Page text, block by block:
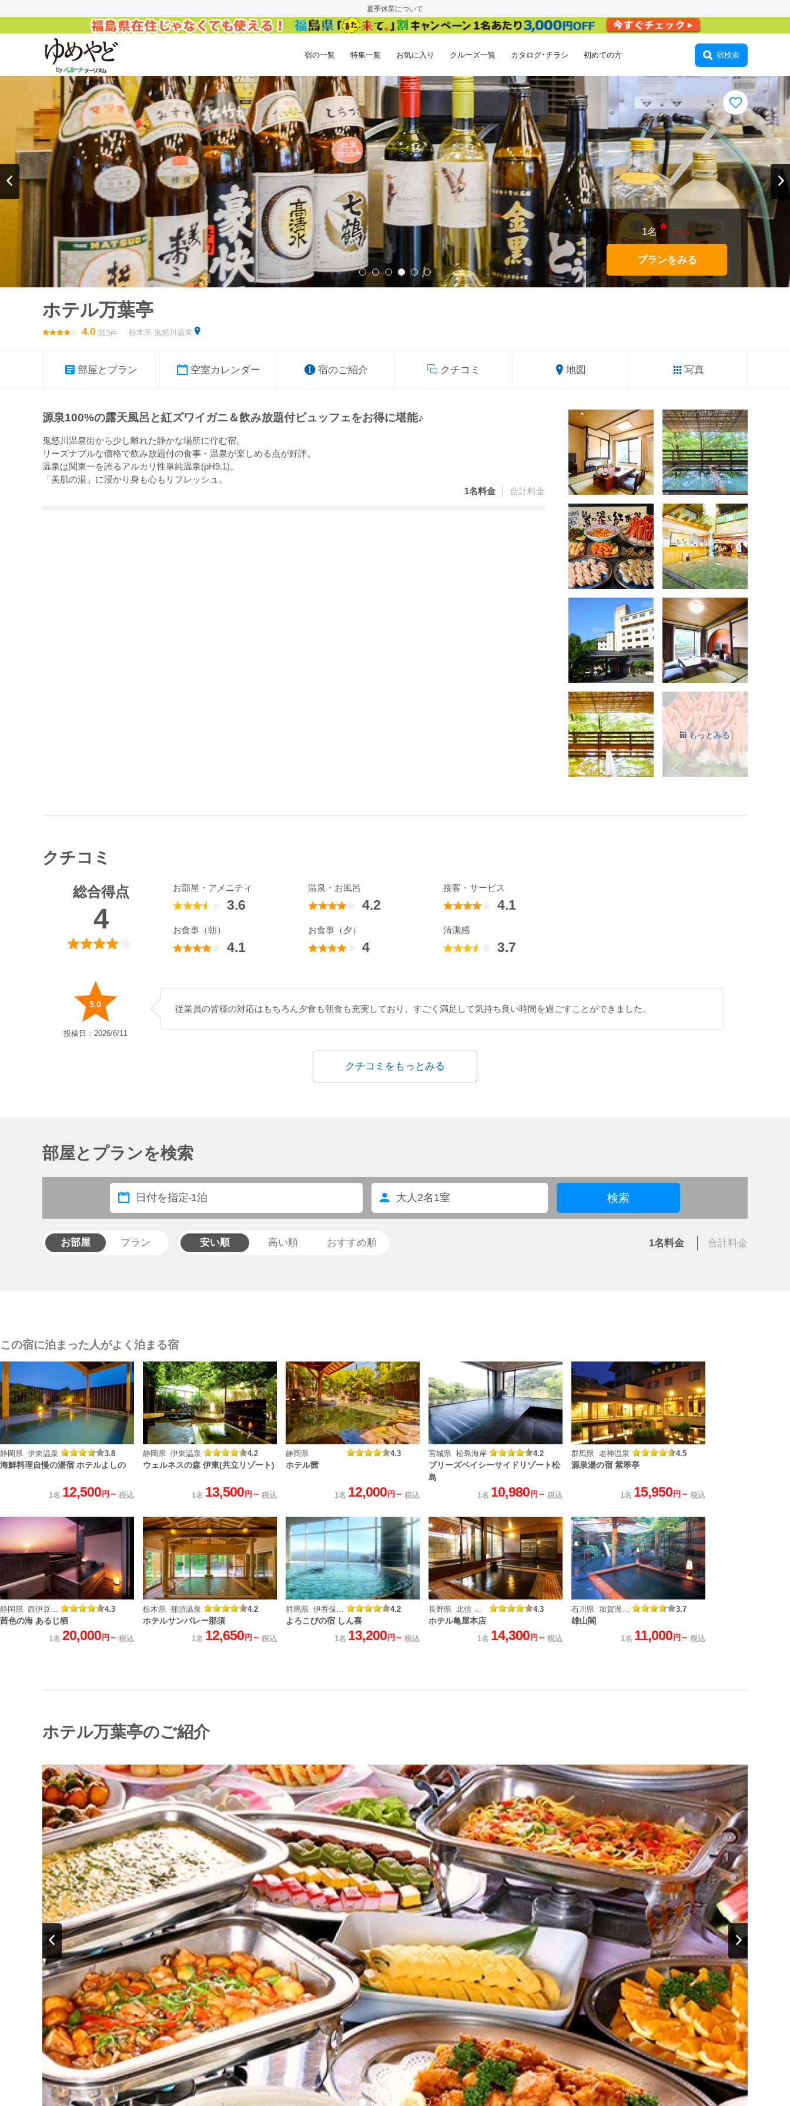
夏季休業について
宿の一覧 特集一覧 お気に入り クルーズ一覧 カタログ･チラシ 初めての方 宿検索
1名 * 円～
プランをみる
ホテル万葉亭
4.0 313件 栃木県 鬼怒川温泉
部屋とプラン 空室カレンダー 宿のご紹介 クチコミ 地図 写真
源泉100%の露天風呂と紅ズワイガニ＆飲み放題付ビュッフェをお得に堪能♪
鬼怒川温泉街から少し離れた静かな場所に佇む宿。
リーズナブルな価格で飲み放題付の食事・温泉が楽しめる点が好評。
温泉は関東一を誇るアルカリ性単純温泉(pH9.1)。
「美肌の湯」に浸かり身も心もリフレッシュ。
1名料金 合計料金
もっとみる
クチコミ
総合得点
4
お部屋・アメニティ
3.6
温泉・お風呂
4.2
接客・サービス
4.1
お食事（朝）
4.1
お食事（夕）
4
清潔感
3.7
5.0
投稿日：2026/6/11
従業員の皆様の対応はもちろん夕食も朝食も充実しており、すごく満足して気持ち良い時間を過ごすことができました。
クチコミをもっとみる
部屋とプランを検索
日付を指定-1泊 大人 2名 1室 検索
お部屋 プラン 安い順 高い順 おすすめ順 1名料金 合計料金
この宿に泊まった人がよく泊まる宿
静岡県 伊東温泉 3.8
海鮮料理自慢の湯宿 ホテルよしの
1名 12,500 円～ 税込
静岡県 伊東温泉 4.2
ウェルネスの森 伊東(共立リゾート)
1名 13,500 円～ 税込
静岡県 4.3
ホテル茜
1名 12,000 円～ 税込
宮城県 松島海岸 4.2
ブリーズベイシーサイドリゾート松
島
1名 10,980 円～ 税込
群馬県 老神温泉 4.5
源泉湯の宿 紫翠亭
1名 15,950 円～ 税込
4.3
茜色の海 あるじ栖
1名 20,000 円～ 税込
栃木県 那須温泉 4.2
ホテルサンバレー那須
1名 12,650 円～ 税込
4.2
よろこびの宿 しん喜
1名 13,200 円～ 税込
4.3
ホテル亀屋本店
1名 14,300 円～ 税込
3.7
雄山閣
1名 11,000 円～ 税込
ホテル万葉亭のご紹介